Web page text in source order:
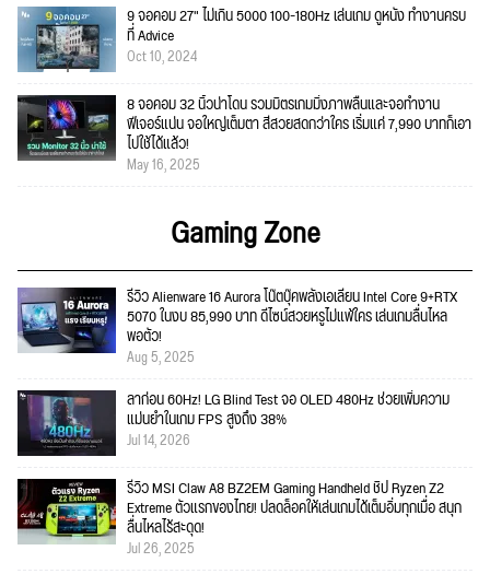
9 จอคอม 27" ไม่เกิน 5000 100-180Hz เล่นเกม ดูหนัง ทำงานครบ
ที่ Advice
Oct 10, 2024
8 จอคอม 32 นิ้วน่าโดน รวมมิตรเกมมิ่งภาพลื่นและจอทำงาน
ฟีเจอร์แน่น จอใหญ่เต็มตา สีสวยสดกว่าใคร เริ่มแค่ 7,990 บาทก็เอา
ไปใช้ได้แล้ว!
May 16, 2025
Gaming Zone
รีวิว Alienware 16 Aurora โน๊ตบุ๊คพลังเอเลี่ยน Intel Core 9+RTX
5070 ในงบ 85,990 บาท ดีไซน์สวยหรูไม่แพ้ใคร เล่นเกมลื่นไหล
พอตัว!
Aug 5, 2025
ลาก่อน 60Hz! LG Blind Test จอ OLED 480Hz ช่วยเพิ่มความ
แม่นยำในเกม FPS สูงถึง 38%
Jul 14, 2026
รีวิว MSI Claw A8 BZ2EM Gaming Handheld ชิป Ryzen Z2
Extreme ตัวแรกของไทย! ปลดล็อคให้เล่นเกมได้เต็มอิ่มทุกเมื่อ สนุก
ลื่นไหลไร้สะดุด!
Jul 26, 2025